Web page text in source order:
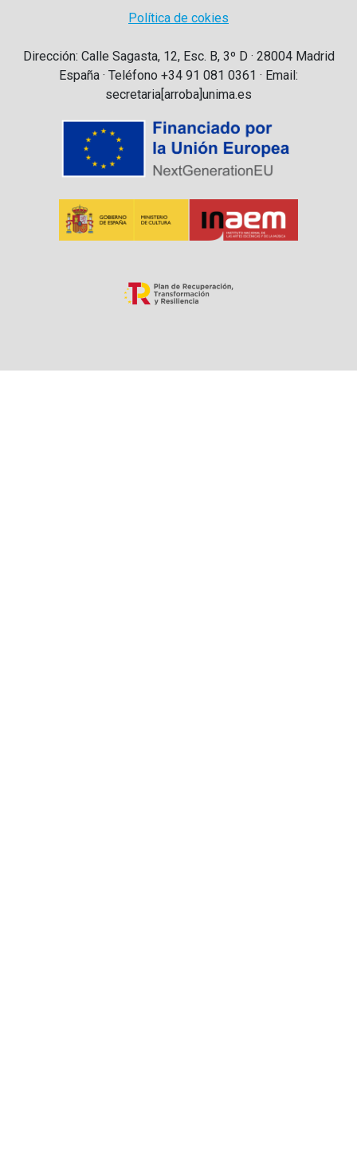
Política de cokies
Dirección: Calle Sagasta, 12, Esc. B, 3º D · 28004 Madrid
España · Teléfono +34 91 081 0361 · Email:
secretaria[arroba]unima.es